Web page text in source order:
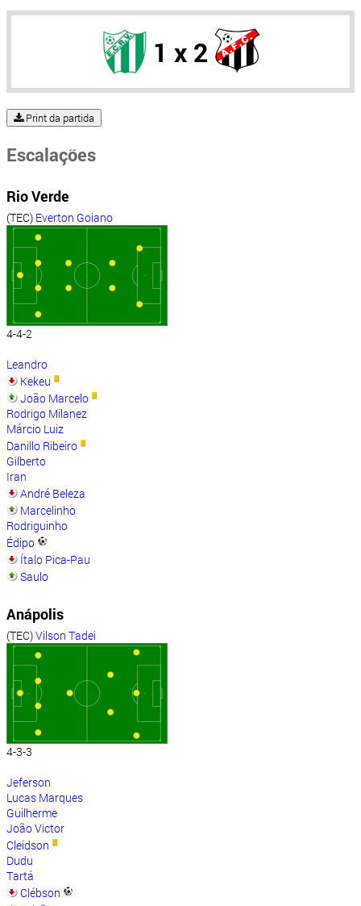
1 x 2
Print da partida
Escalações
Rio Verde
(TEC) Everton Goiano
4-4-2
Leandro
Kekeu
João Marcelo
Rodrigo Milanez
Márcio Luiz
Danillo Ribeiro
Gilberto
Iran
André Beleza
Marcelinho
Rodriguinho
Édipo
Ítalo Pica-Pau
Saulo
Anápolis
(TEC)Vilson Tadei
4-3-3
Jeferson
Lucas Marques
Guilherme
João Victor
Cleidson
Dudu
Tartá
Clébson